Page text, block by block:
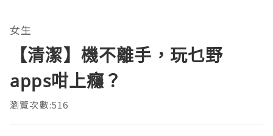
女生
【清潔】機不離手，玩乜野
apps咁上癮？
瀏覽次數:516